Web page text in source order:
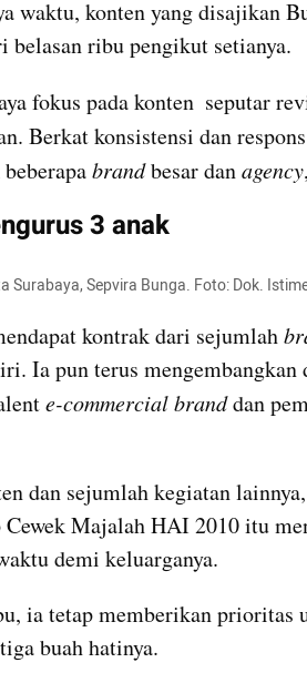
belasan ribu pengikut setianya.
fokus pada konten  seputar
Berkat konsistensi dan
brand besar dan agency
3 anak
Surabaya, Sepvira Bunga. Foto: Dok.
kontrak dari sejumlah
Ia pun terus
e-commercial brand dan
dan sejumlah kegiatan
Majalah HAI 2010 itu
demi keluarganya.
ia tetap memberikan prioritas
buah hatinya.